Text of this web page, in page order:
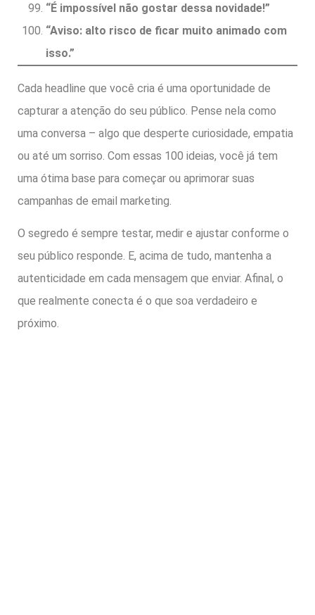
“É impossível não gostar dessa novidade!”
“Aviso: alto risco de ficar muito animado com
isso.”
Cada headline que você cria é uma oportunidade de
capturar a atenção do seu público. Pense nela como
uma conversa – algo que desperte curiosidade, empatia
ou até um sorriso. Com essas 100 ideias, você já tem
uma ótima base para começar ou aprimorar suas
campanhas de email marketing.
O segredo é sempre testar, medir e ajustar conforme o
seu público responde. E, acima de tudo, mantenha a
autenticidade em cada mensagem que enviar. Afinal, o
que realmente conecta é o que soa verdadeiro e
próximo.